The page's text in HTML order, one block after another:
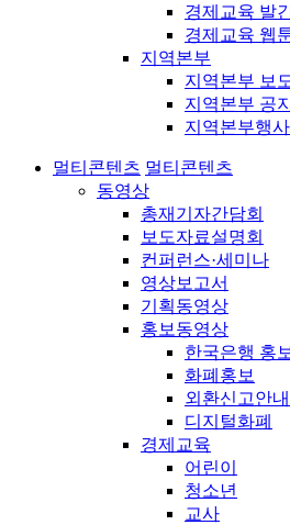
경제교육 발
경제교육 웹
지역본부
지역본부 보
지역본부 공
지역본부행사
멀티콘텐츠 멀티콘텐츠
동영상
총재기자간담회
보도자료설명회
컨퍼런스·세미나
영상보고서
기획동영상
홍보동영상
한국은행 홍보
화폐홍보
외환신고안내
디지털화폐
경제교육
어린이
청소년
교사